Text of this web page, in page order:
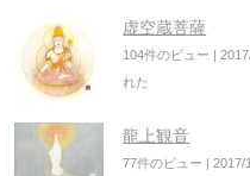
虚空蔵菩薩
104件のビュー |
れた
龍上観音
77件のビュー |2017/